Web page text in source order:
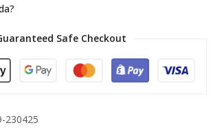
Safe Checkout
230425